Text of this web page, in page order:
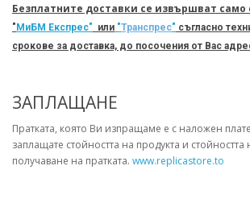
Безплатните доставки се извършват само
" МиБМ Експрес" или "Транспрес" съгласно
срокове за доставка, до посочения от Вас
ЗАПЛАЩАНЕ
Пратката, която Ви изпращаме е с наложен
заплащате стойността на продукта и стойността
получаване на пратката. www.replicastore.to